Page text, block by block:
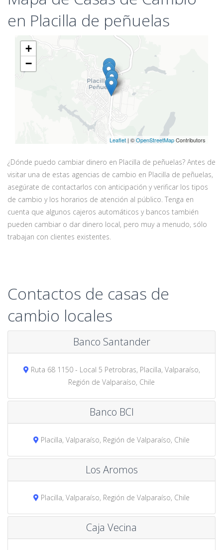
en Placilla de peñuelas
+
−
Leaflet | ©OpenStreetMapContributors
¿Dónde puedo cambiar dinero en Placilla de peñuelas? Antes de
visitar una de estas agencias de cambio en Placilla de peñuelas,
asegúrate de contactarlos con anticipación y verificar los tipos
de cambio y los horarios de atención al público. Tenga en
cuenta que algunos cajeros automáticos y bancos también
pueden cambiar o dar dinero local, pero muy a menudo, sólo
trabajan con clientes existentes.
Contactos de casas de
cambio locales
Banco Santander
Ruta 68 1150 - Local 5 Petrobras, Placilla, Valparaíso,
Región de Valparaíso, Chile
Banco BCI
Placilla, Valparaíso, Región de Valparaíso, Chile
Los Aromos
Placilla, Valparaíso, Región de Valparaíso, Chile
Caja Vecina